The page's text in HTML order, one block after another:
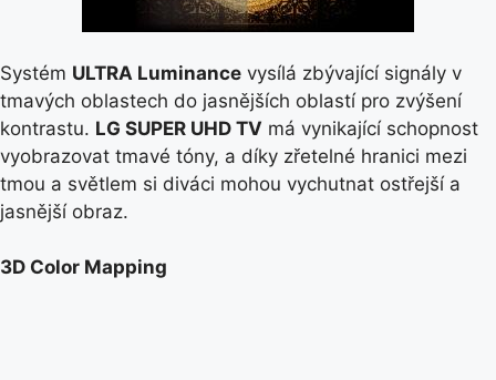
Systém ULTRA Luminance vysílá zbývající signály v
tmavých oblastech do jasnějších oblastí pro zvýšení
kontrastu. LG SUPER UHD TV má vynikající schopnost
vyobrazovat tmavé tóny, a díky zřetelné hranici mezi
tmou a světlem si diváci mohou vychutnat ostřejší a
jasnější obraz.
3D Color Mapping